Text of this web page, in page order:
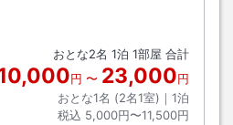
おとな2名 1泊 1部屋 合計
円 〜 23,000円
おとな1名 (2名1室)｜ 1泊
税込 5,000円〜11,500円